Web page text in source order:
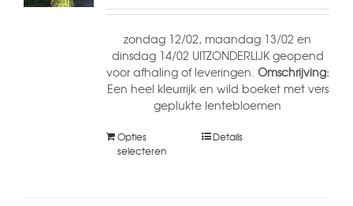
zondag 12/02, maandag 13/02 en
dinsdag 14/02 UITZONDERLIJK geopend
voor afhaling of leveringen. Omschrijving:
Een heel kleurrijk en wild boeket met vers
geplukte lentebloemen
Opties
selecteren
Details